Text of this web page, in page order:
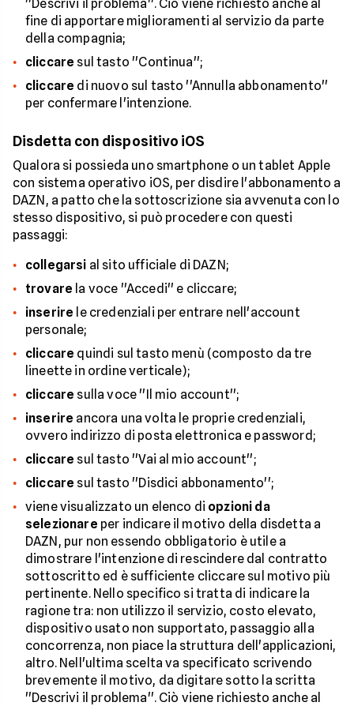
''Descrivi il problema''. Ciò viene richiesto anche al
fine di apportare miglioramenti al servizio da parte
della compagnia;
cliccare sul tasto ''Continua'';
cliccare di nuovo sul tasto ''Annulla abbonamento''
per confermare l'intenzione.
Disdetta con dispositivo iOS
Qualora si possieda uno smartphone o un tablet Apple
con sistema operativo iOS, per disdire l'abbonamento a
DAZN, a patto che la sottoscrizione sia avvenuta con lo
stesso dispositivo, si può procedere con questi
passaggi:
collegarsi al sito ufficiale di DAZN;
trovare la voce ''Accedi'' e cliccare;
inserire le credenziali per entrare nell'account
personale;
cliccare quindi sul tasto menù (composto da tre
lineette in ordine verticale);
cliccare sulla voce ''Il mio account'';
inserire ancora una volta le proprie credenziali,
ovvero indirizzo di posta elettronica e password;
cliccare sul tasto ''Vai al mio account'';
cliccare sul tasto ''Disdici abbonamento'';
viene visualizzato un elenco di opzioni da
selezionare per indicare il motivo della disdetta a
DAZN, pur non essendo obbligatorio è utile a
dimostrare l'intenzione di rescindere dal contratto
sottoscritto ed è sufficiente cliccare sul motivo più
pertinente. Nello specifico si tratta di indicare la
ragione tra: non utilizzo il servizio, costo elevato,
dispositivo usato non supportato, passaggio alla
concorrenza, non piace la struttura dell'applicazioni,
altro. Nell'ultima scelta va specificato scrivendo
brevemente il motivo, da digitare sotto la scritta
''Descrivi il problema''. Ciò viene richiesto anche al